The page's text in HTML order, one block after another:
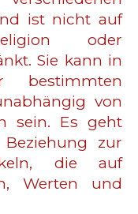
ist nicht auf
oder
Sie kann in
bestimmten
von
sein. Es geht
zur
die auf
Werten und